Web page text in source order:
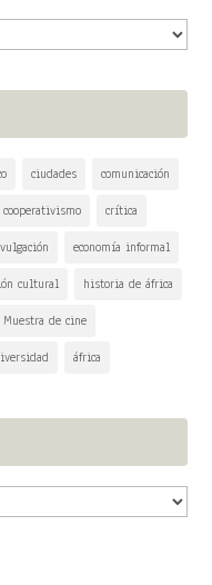
ciudades comunicación
cooperativismo crítica
economía informal
cultural historia de áfrica
Muestra de cine
áfrica